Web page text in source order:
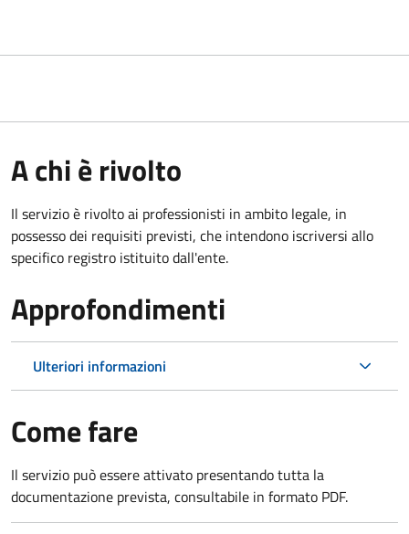
A chi è rivolto
Il servizio è rivolto ai professionisti in ambito legale, in
possesso dei requisiti previsti, che intendono iscriversi allo
specifico registro istituito dall'ente.
Approfondimenti
Ulteriori informazioni
Come fare
Il servizio può essere attivato presentando tutta la
documentazione prevista, consultabile in formato PDF.